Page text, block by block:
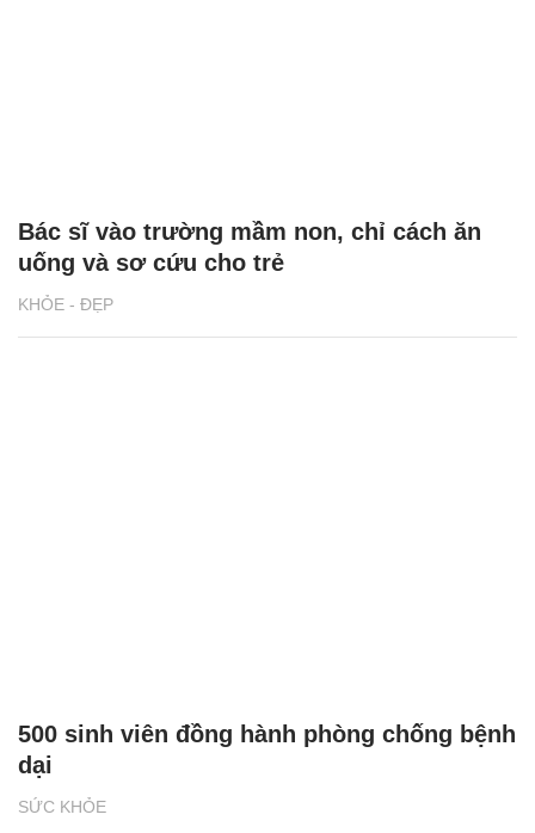
KHỎE - ĐẸP
Bác sĩ vào trường mầm non, chỉ cách ăn
uống và sơ cứu cho trẻ
SỨC KHỎE
500 sinh viên đồng hành phòng chống bệnh
dại